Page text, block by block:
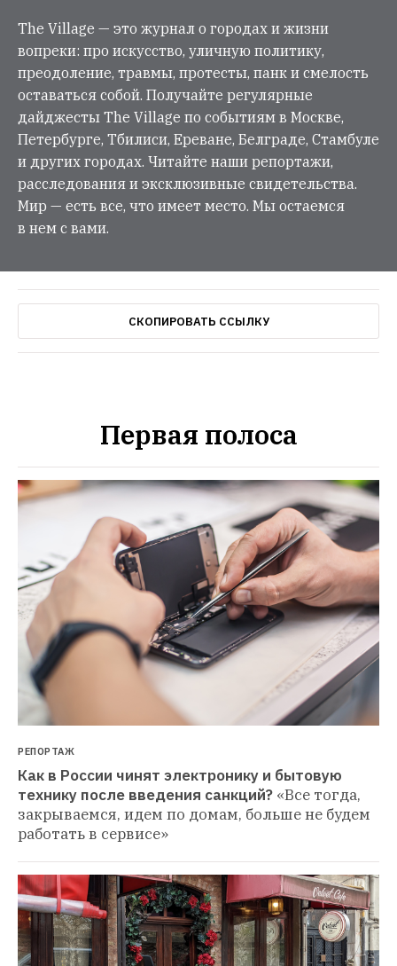
The Village — это журнал о городах и жизни
вопреки: про искусство, уличную политику,
преодоление, травмы, протесты, панк и смелость
оставаться собой. Получайте регулярные
дайджесты The Village по событиям в Москве,
Петербурге, Тбилиси, Ереване, Белграде, Стамбуле
и других городах. Читайте наши репортажи,
расследования и эксклюзивные свидетельства.
Мир — есть все, что имеет место. Мы остаемся
в нем с вами.
СКОПИРОВАТЬ ССЫЛКУ
Первая полоса
РЕПОРТАЖ
Как в России чинят электронику и бытовую
технику после введения санкций? «Все тогда,
закрываемся, идем по домам, больше не будем
работать в сервисе»